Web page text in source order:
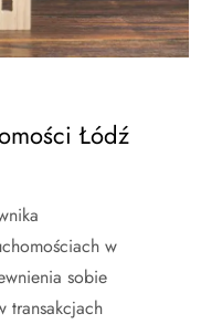
Łódź
w
sobie
transakcjach